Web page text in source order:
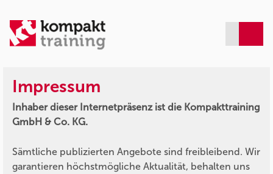
Impressum
Inhaber dieser Internetpräsenz ist die Kompakttraining
GmbH & Co. KG.
Sämtliche publizierten Angebote sind freibleibend. Wir
garantieren höchstmögliche Aktualität, behalten uns